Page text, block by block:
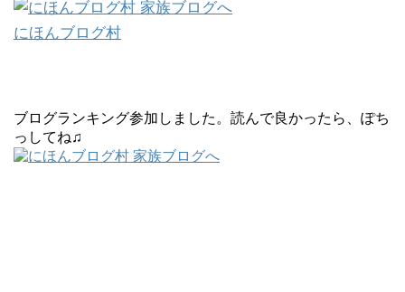
にほんブログ村
ブログランキング参加しました。読んで良かったら、ぽち
っしてね♫